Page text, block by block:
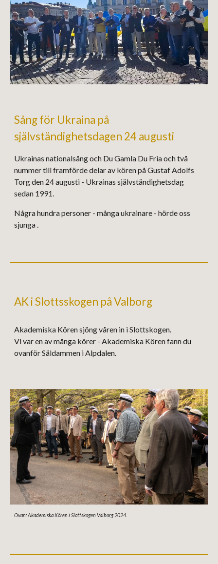
Sång för Ukraina på
självständighetsdagen 24 augusti
Ukrainas nationalsång och Du Gamla Du Fria och två
nummer till framförde delar av kören på Gustaf Adolfs
Torg den 24 augusti - Ukrainas självständighetsdag
sedan 1991.
Några hundra personer - många ukrainare - hörde oss
sjunga .
AK i Slottsskogen på Valborg
Akademiska Körensjöngvåren in i Slottskogen.
Vivaren av många körer - Akademiska Körenfanndu
ovanför Säldammen i Alpdalen.
Ovan: Akademiska Kören i Slottskogen Valborg 2024.